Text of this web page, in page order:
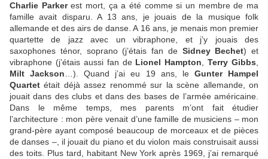
Charlie Parkerest mort, ça a été comme si un membre de ma
famille avait disparu. A 13 ans, je jouais de la musique folk
allemande et des airs de danse. A 16 ans, je menais mon premier
quartette de jazz avec un vibraphone, et j’y jouais des
saxophones ténor, soprano (j’étais fan de Sidney Bechet) et
vibraphone (j’étais aussi fan de Lionel Hampton ,Terry Gibbs
Milt Jackson …). Quand j’ai eu 19 ans, le Gunter Hampel
Quartet était déjà assez renommé sur la scène allemande, on
jouait dans des clubs et dans des bases de l’armée américaine.
Dans le même temps, mes parents m’ont fait étudier
l’architecture : mon père venait d’une famille de musiciens – mon
grand-père ayant composé beaucoup de morceaux et de pièces
de danses –, il jouait du piano et du violon mais construisait aussi
des toits. Plus tard, habitant New York après 1969, j’ai remarqué